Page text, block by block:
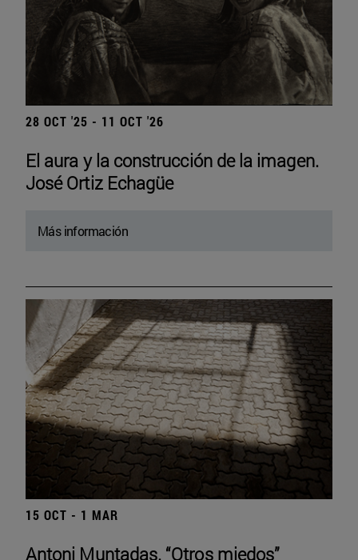
28 OCT '25 - 11 OCT '26
El aura y la construcción de la imagen.
José Ortiz Echagüe
Más información
15 OCT - 1 MAR
Antoni Muntadas. “Otros miedos”